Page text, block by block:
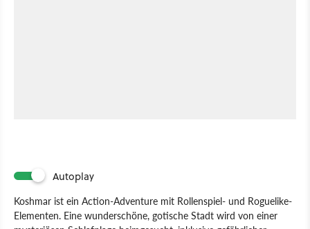
Autoplay
Koshmar ist ein Action-Adventure mit Rollenspiel- und Roguelike-
Elementen. Eine wunderschöne, gotische Stadt wird von einer